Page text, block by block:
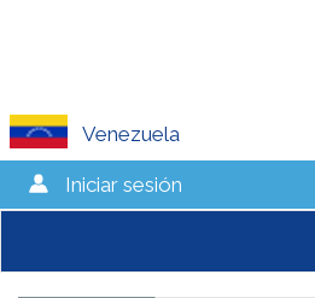
Venezuela
Iniciar sesión